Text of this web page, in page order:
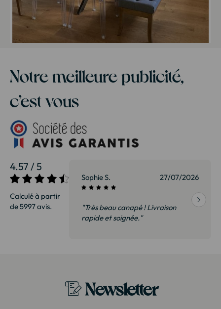
Notre meilleure publicité,
c’est vous
4.57 / 5
Calculé à partir
de 5997 avis.
27/07/2026 Sophie S. 27/07/2026
"Très beau canapé ! Livraison
rapide et soignée."
Newsletter